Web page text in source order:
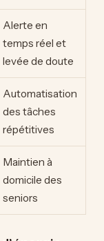
Alerte en
temps réel et
levée de doute
Automatisation
des tâches
répétitives
Maintien à
domicile des
seniors